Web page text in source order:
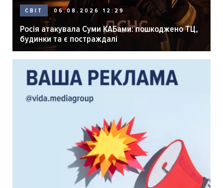
СВІТ 06.08.2026 12:29
Росія атакувала Суми КАБами: пошкоджено ТЦ,
будинки та є постраждалі